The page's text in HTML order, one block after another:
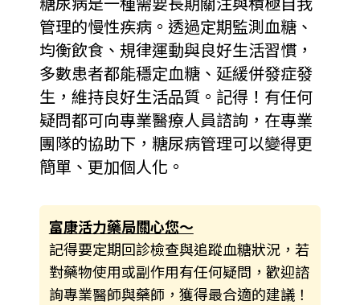
管理的慢性疾病。透過定期監測血糖、
均衡飲食、規律運動與良好生活習慣，
多數患者都能穩定血糖、延緩併發症發
生，維持良好生活品質。記得！有任何
疑問都可向專業醫療人員諮詢，在專業
團隊的協助下，糖尿病管理可以變得更
簡單、更加個人化。
富康活力藥局關心您～
記得要定期回診檢查與追蹤血糖狀況，若
對藥物使用或副作用有任何疑問，歡迎諮
詢專業醫師與藥師，獲得最合適的建議！